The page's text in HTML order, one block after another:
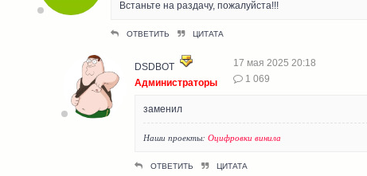
Встаньте на раздачу, пожалуйста!!!
ОТВЕТИТЬ ЦИТАТА
DSDBOT
Администраторы
17 мая 2025 20:18
1 069
заменил
Наши проекты: Оцифровки винила
ОТВЕТИТЬ ЦИТАТА